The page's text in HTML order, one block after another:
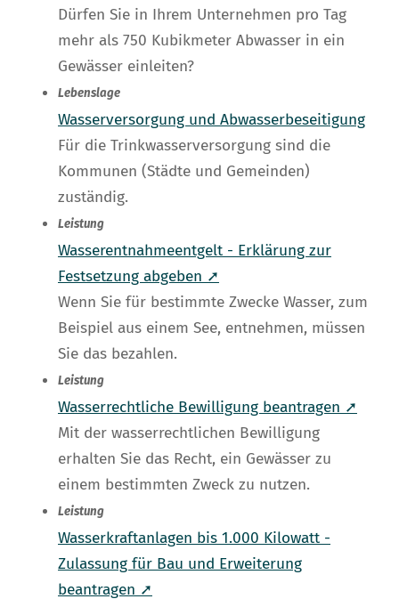
Dürfen Sie in Ihrem Unternehmen pro Tag
mehr als 750 Kubikmeter Abwasser in ein
Gewässer einleiten?
Lebenslage
Wasserversorgung und Abwasserbeseitigung
Für die Trinkwasserversorgung sind die
Kommunen (Städte und Gemeinden)
zuständig.
Leistung
Wasserentnahmeentgelt - Erklärung zur
Festsetzung abgeben ➚
Wenn Sie für bestimmte Zwecke Wasser, zum
Beispiel aus einem See, entnehmen, müssen
Sie das bezahlen.
Leistung
Wasserrechtliche Bewilligung beantragen ➚
Mit der wasserrechtlichen Bewilligung
erhalten Sie das Recht, ein Gewässer zu
einem bestimmten Zweck zu nutzen.
Leistung
Wasserkraftanlagen bis 1.000 Kilowatt -
Zulassung für Bau und Erweiterung
beantragen ➚